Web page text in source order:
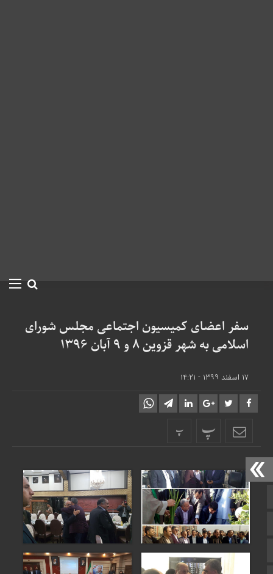
صفحه نخست
تالار گفتمان
اپلیکیشن سایت
سفر اعضای کمیسیون اجتماعی مجلس شورای
اسلامی به شهر قزوین ۸ و ۹ آبان ۱۳۹۶
۱۷ اسفند ۱۳۹۹ - ۱۴:۲۱
پ پ